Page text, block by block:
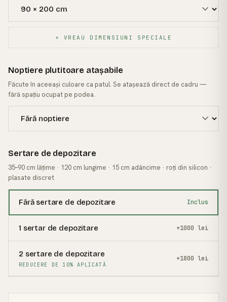
+ VREAU DIMENSIUNI SPECIALE
Noptiere plutitoare atașabile
Făcute în aceeași culoare ca patul. Se atașează direct de cadru —
fără spațiu ocupat pe podea.
Sertare de depozitare
35–90 cm lățime · 120 cm lungime · 15 cm adâncime · roți din silicon ·
plasate discret
Fără sertare de depozitare Inclus
1 sertar de depozitare +1000 lei
2 sertare de depozitare
REDUCERE DE 10% APLICATĂ
+1800 lei